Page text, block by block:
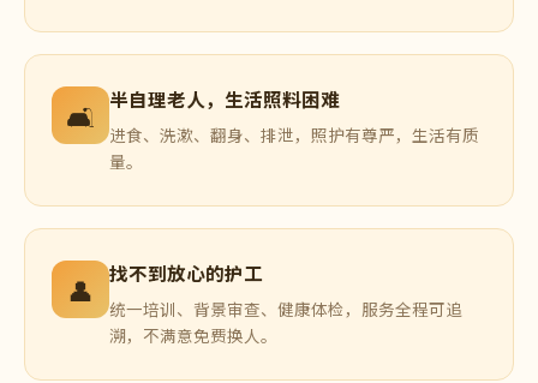
🛋️ 半自理老人，生活照料困难
进食、洗漱、翻身、排泄，照护有尊严，生活有质
量。
👤 找不到放心的护工
统一培训、背景审查、健康体检，服务全程可追
溯，不满意免费换人。